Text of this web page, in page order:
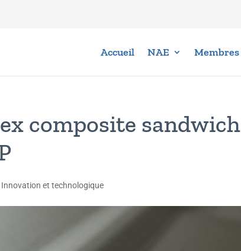
Accueil NAE Membres
composite sandwich
Innovation et technologique